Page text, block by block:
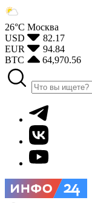
26°С Москва
USD
82.17
EUR
94.84
BTC
64,970.56